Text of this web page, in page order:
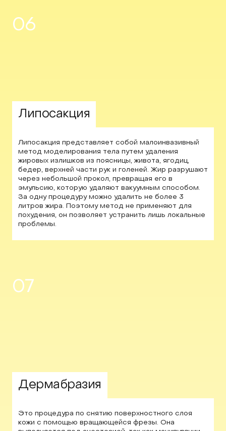
06
Липосакция
Липосакция представляет собой малоинвазивный
метод моделирования тела путем удаления
жировых излишков из поясницы, живота, ягодиц,
бедер, верхней части рук и голеней. Жир разрушают
через небольшой прокол, превращая его в
эмульсию, которую удаляют вакуумным способом.
За одну процедуру можно удалить не более 3
литров жира. Поэтому метод не применяют для
похудения, он позволяет устранить лишь локальные
проблемы.
07
Дермабразия
Это процедура по снятию поверхностного слоя
кожи с помощью вращающейся фрезы. Она